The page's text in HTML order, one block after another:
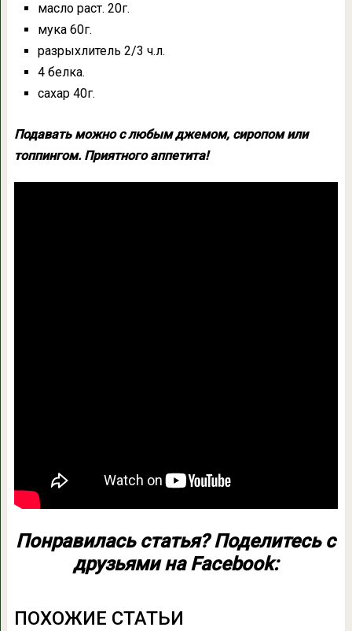
масло раст. 20г.
мука 60г.
разрыхлитель 2/3 ч.л.
4 белка.
сахар 40г.
Подавать можно с любым джемом, сиропом или
топпингом. Приятного аппетита!
Понравилась статья? Поделитесь с
друзьями на Facebook:
ПОХОЖИЕ СТАТЬИ